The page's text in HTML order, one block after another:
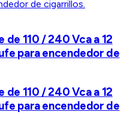
110 / 240 Vca a 12
para encendedor de
110 / 240 Vca a 12
para encendedor de